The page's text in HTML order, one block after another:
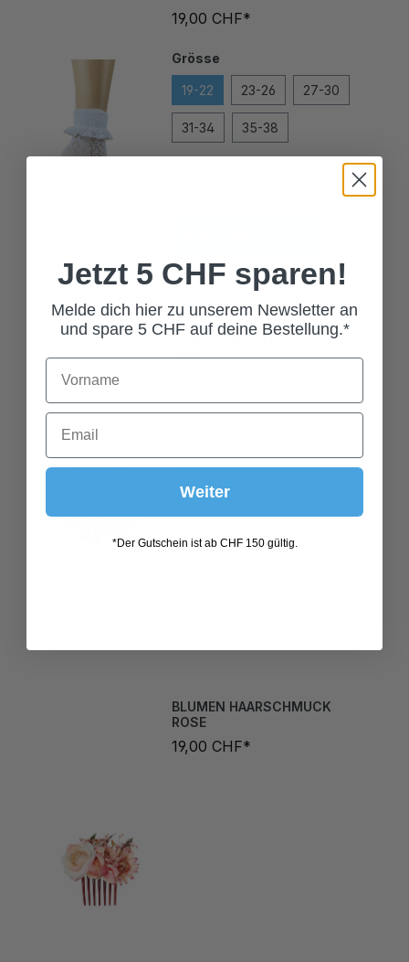
31-34 35-38
KINDER TRACHTENTASCHE
ROSA
19,00 CHF*
In den Warenkorb
ROSE
19,00 CHF*
Jetzt 5 CHF sparen!
Melde dich hier zu unserem Newsletter an
und spare 5 CHF auf deine Bestellung.*
Weiter
*Der Gutschein ist ab CHF 150 gültig.